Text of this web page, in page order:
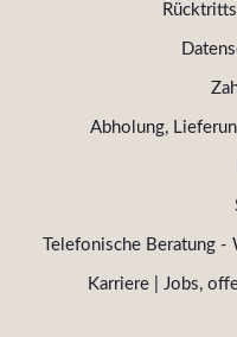
Abholung,
Telefonische Beratung
Karriere | Jobs,